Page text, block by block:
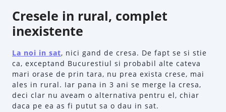
Cresele in rural, complet
inexistente
La noi in sat, nici gand de cresa. De fapt se si stie
ca, exceptand Bucurestiul si probabil alte cateva
mari orase de prin tara, nu prea exista crese, mai
ales in rural. Iar pana in 3 ani se merge la cresa,
deci clar nu aveam o alternativa pentru el, chiar
daca pe ea as fi putut sa o dau in sat.